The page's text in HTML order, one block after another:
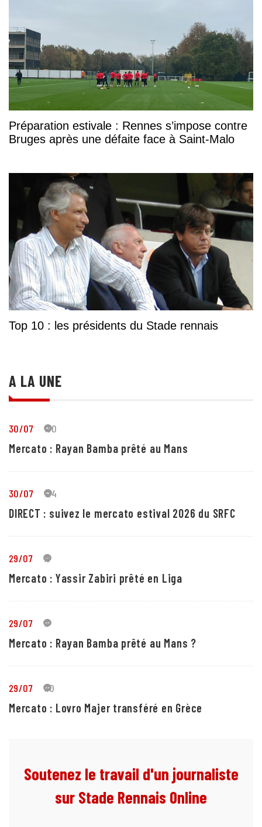
Préparation estivale : Rennes s’impose contre
Bruges après une défaite face à Saint-Malo
Top 10 : les présidents du Stade rennais
A LA UNE
30/07 30
Mercato : Rayan Bamba prêté au Mans
30/07 24
DIRECT : suivez le mercato estival 2026 du SRFC
29/07 5
Mercato : Yassir Zabiri prêté en Liga
29/07 1
Mercato : Rayan Bamba prêté au Mans ?
29/07 10
Mercato : Lovro Majer transféré en Grèce
Soutenez le travail d'un journaliste
sur Stade Rennais Online